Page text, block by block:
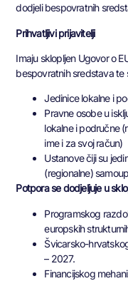
dodjeli bespovratnih
Prihvatljivi prijavitelji
Imaju sklopljen Ugovor o
bespovratnih sredstava te
Jedinice lokalne i
Pravne osobe u
lokalne i područne
ime i za svoj račun)
Ustanove čiji su
(regionalne)
Potpora se dodjeljuje u
Programskog
europskih
Švicarsko-
– 2027.
Financijskog